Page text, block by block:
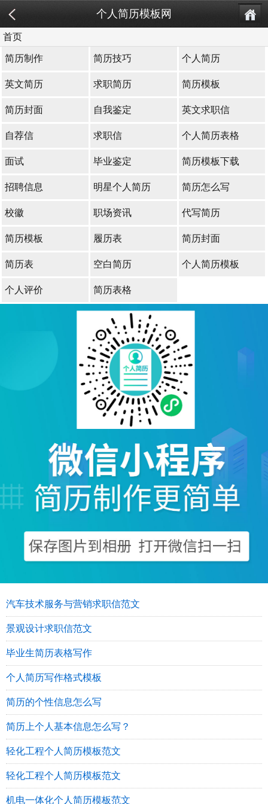
个人简历模板网
首页
简历制作 简历技巧 个人简历
英文简历 求职简历 简历模板
简历封面 自我鉴定 英文求职信
自荐信 求职信 个人简历表格
面试 毕业鉴定 简历模板下载
招聘信息 明星个人简历 简历怎么写
校徽 职场资讯 代写简历
简历模板 履历表 简历封面
简历表 空白简历 个人简历模板
个人评价 简历表格
汽车技术服务与营销求职信范文
景观设计求职信范文
毕业生简历表格写作
个人简历写作格式模板
简历的个性信息怎么写
简历上个人基本信息怎么写？
轻化工程个人简历模板范文
轻化工程个人简历模板范文
机电一体化个人简历模板范文